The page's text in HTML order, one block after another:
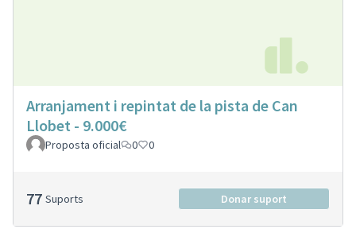
Arranjament i repintat de la pista de Can
Llobet - 9.000€
Proposta oficial 0 0
77 Suports Donar suport